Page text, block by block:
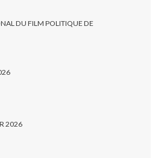
DU FILM POLITIQUE DE
2026